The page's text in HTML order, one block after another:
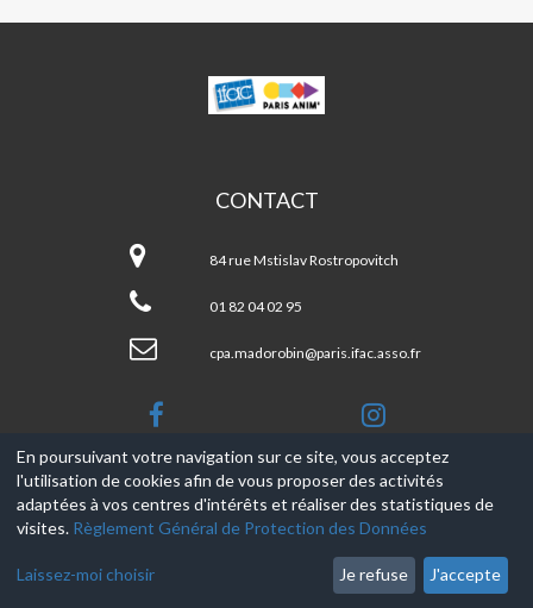
MADO
ROBIN
CONTACT
ROBIN
84 rue Mstislav Rostropovitch
01 82 04 02 95
cpa.madorobin@paris.ifac.asso.fr
© 2017-2026, Ce site est propulsé par Aniapps.fr
CGV
En poursuivant votre navigation sur ce site, vous acceptez
l'utilisation de cookies afin de vous proposer des activités
adaptées à vos centres d'intérêts et réaliser des statistiques de
visites. Règlement Général de Protection des Données
Laissez-moi choisir Je refuse J'accepte